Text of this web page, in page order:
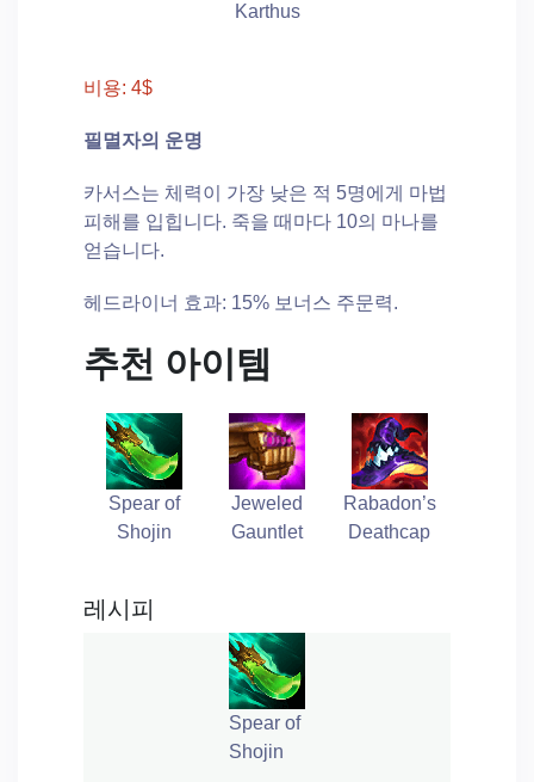
Karthus
비용: 4$
필멸자의 운명
카서스는 체력이 가장 낮은 적 5명에게 마법
피해를 입힙니다. 죽을 때마다 10의 마나를
얻습니다.
헤드라이너 효과: 15% 보너스 주문력.
추천 아이템
Spear of
Shojin
Jeweled
Gauntlet
Rabadon’s
Deathcap
레시피
Spear of
Shojin